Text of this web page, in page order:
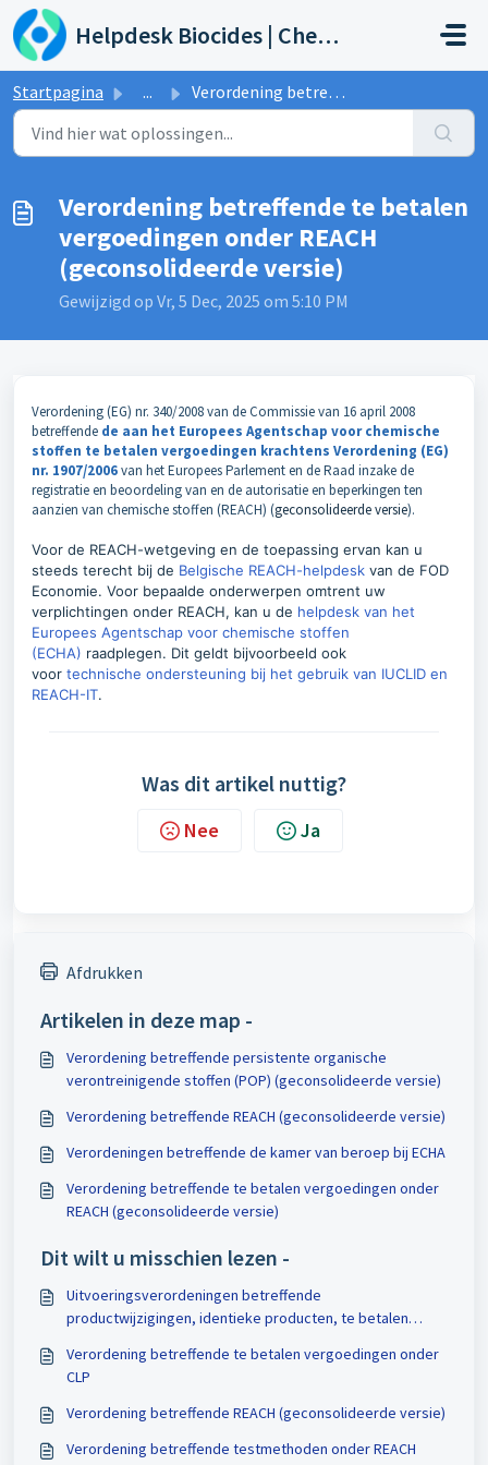
Doorgaan naar hoofdinhoud
Helpdesk Biocides | Chemicals | Products
Startpagina ... Verordening betreffende te betalen vergoedingen onder REA...
Verordening betreffende te betalen
vergoedingen onder REACH
(geconsolideerde versie)
Gewijzigd op Vr, 5 Dec, 2025 om 5:10 PM
Verordening (EG) nr. 340/2008 van de Commissie van 16 april 2008
betreffende de aan het Europees Agentschap voor chemische
stoffen te betalen vergoedingen krachtens Verordening (EG)
nr. 1907/2006van het Europees Parlement en de Raad inzake de
registratie en beoordeling van en de autorisatie en beperkingen ten
aanzien van chemische stoffen (REACH) (geconsolideerde versie).
Voor de REACH-wetgeving en de toepassing ervan kan u
steeds terecht bij de Belgische REACH-helpdesk van de FOD
Economie. Voor bepaalde onderwerpen omtrent uw
verplichtingen onder REACH, kan u de helpdesk van het
Europees Agentschap voor chemische stoffen
(ECHA) raadplegen. Dit geldt bijvoorbeeld ook
voor technische ondersteuning bij het gebruik van IUCLID en
REACH-IT.
Was dit artikel nuttig?
Nee Ja
Afdrukken
Artikelen in deze map -
Verordening betreffende persistente organische
verontreinigende stoffen (POP) (geconsolideerde versie)
Verordening betreffende REACH (geconsolideerde versie)
Verordeningen betreffende de kamer van beroep bij ECHA
Verordening betreffende te betalen vergoedingen onder
REACH (geconsolideerde versie)
Dit wilt u misschien lezen -
Uitvoeringsverordeningen betreffende
productwijzigingen, identieke producten, te betalen
Verordening 528/2012
Verordening betreffende te betalen vergoedingen onder
CLP
Verordening betreffende REACH (geconsolideerde versie)
Verordening betreffende testmethoden onder REACH